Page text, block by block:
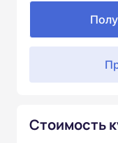
Стоимость